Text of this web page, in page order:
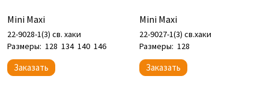
Mini Maxi
22-9028-1(3) св. хаки
Размеры: 128 134 140 146
Заказать
Mini Maxi
22-9027-1(3) св.хаки
Размеры: 128
Заказать